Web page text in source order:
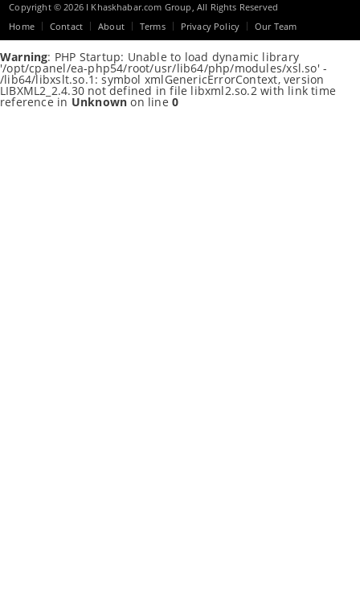
Copyright © 2026 I Khaskhabar.com Group, All Rights Reserved
Home
Contact About Terms Privacy Policy Our Team
Warning: PHP Startup: Unable to load dynamic library
'/opt/cpanel/ea-php54/root/usr/lib64/php/modules/xsl.so' -
/lib64/libxslt.so.1: symbol xmlGenericErrorContext, version
LIBXML2_2.4.30 not defined in file libxml2.so.2 with link time
reference in Unknown on line0